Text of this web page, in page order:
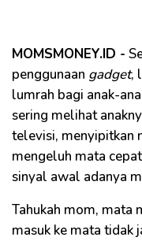
MOMSMONEY.ID -
penggunaan gadget,
lumrah bagi anak-
sering melihat
televisi, menyipitkan
mengeluh mata
sinyal awal adanya
Tahukah mom, mata
masuk ke mata tidak